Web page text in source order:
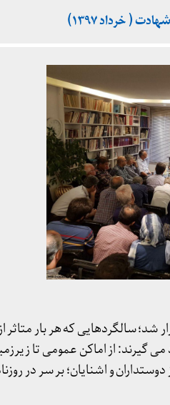
( خرداد ۱۳۹۷)
سالگردهایی که هر بار
گیرند: از اماکن عمومی تا
و اشنایان؛ بر سر در